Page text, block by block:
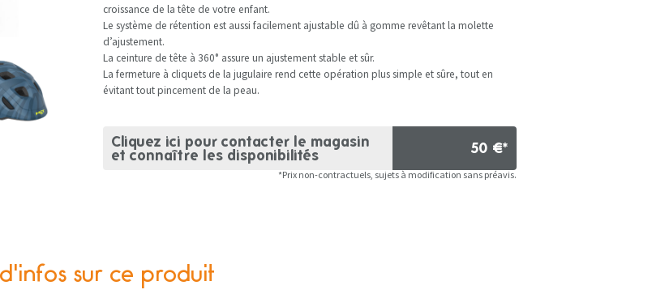
croissance de la tête de votre enfant.
Le système de rétention est aussi facilement ajustable dû à gomme revêtant la molette
d’ajustement.
La ceinture de tête à 360° assure un ajustement stable et sûr.
La fermeture à cliquets de la jugulaire rend cette opération plus simple et sûre, tout en
évitant tout pincement de la peau.
Cliquez ici pour contacter le magasin
et connaître les disponibilités
50 €*
*Prix non-contractuels, sujets à modification sans préavis.
sur ce produit